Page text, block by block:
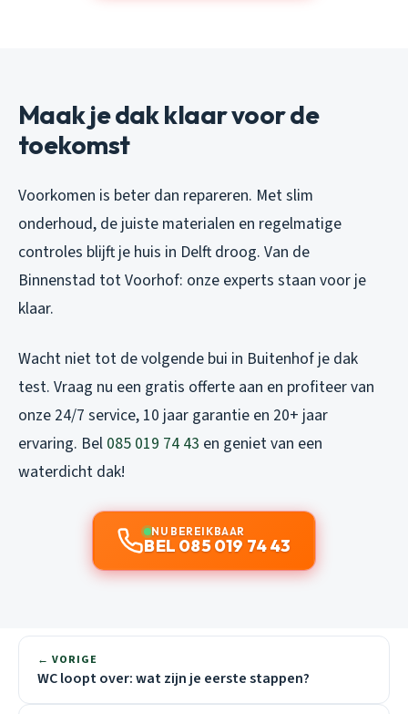
Maak je dak klaar voor de
toekomst
Voorkomen is beter dan repareren. Met slim
onderhoud, de juiste materialen en regelmatige
controles blijft je huis in Delft droog. Van de
Binnenstad tot Voorhof: onze experts staan voor je
klaar.
Wacht niet tot de volgende bui in Buitenhof je dak
test. Vraag nu een gratis offerte aan en profiteer van
onze 24/7 service, 10 jaar garantie en 20+ jaar
ervaring. Bel 085 019 74 43 en geniet van een
waterdicht dak!
NU BEREIKBAAR
BEL 085 019 74 43
← VORIGE
WC loopt over: wat zijn je eerste stappen?